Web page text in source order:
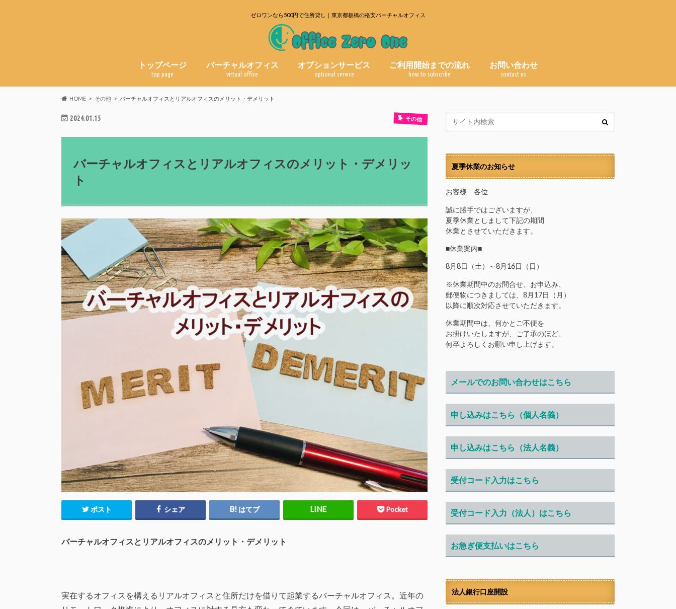
ゼロワンなら500円で住所貸し｜東京都板橋の格安バーチャルオフィス
トップページ
top page
バーチャルオフィス
virtual office
オプションサービス
optional service
ご利用開始までの流れ
how to subscribe
お問い合わせ
contact us
HOME その他 バーチャルオフィスとリアルオフィスのメリット・デメリット
2024.01.15 その他
バーチャルオフィスとリアルオフィスのメリット・デメリッ
ト
ポスト シェア はてブ Pocket
バーチャルオフィスとリアルオフィスのメリット・デメリット
実在するオフィスを構えるリアルオフィスと住所だけを借りて起業するバーチャルオフィス。近年の
夏季休業のお知らせ
お客様 各位
誠に勝手ではございますが、
夏季休業としまして下記の期間
休業とさせていただきます。
■休業案内■
8月8日（土）～8月16日（日）
※休業期間中のお問合せ、お申込み、
郵便物につきましては、8月17日（月）
以降に順次対応させていただきます。
休業期間中は、何かとご不便を
お掛けいたしますが、ご了承のほど、
何卒よろしくお願い申し上げます。
メールでのお問い合わせはこちら
申し込みはこちら（個人名義）
申し込みはこちら（法人名義）
受付コード入力はこちら
受付コード入力（法人）はこちら
お急ぎ便支払いはこちら
法人銀行口座開設